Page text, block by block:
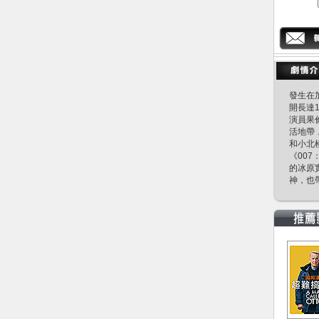
發生在
開長達
演員果
活地帶
和小北
《007
的冰原
神，也